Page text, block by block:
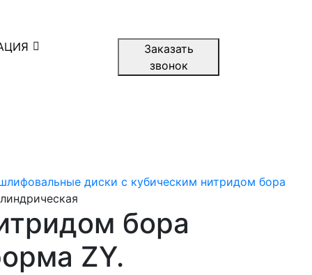
Заказать
звонок
диски с кубическим нитридом бора
бора
ZY.